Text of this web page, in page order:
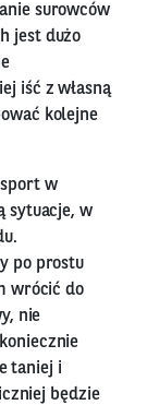
surowców
jest dużo
iść z własną
kolejne
w
sytuacje, w
po prostu
wrócić do
nie
taniej i
będzie